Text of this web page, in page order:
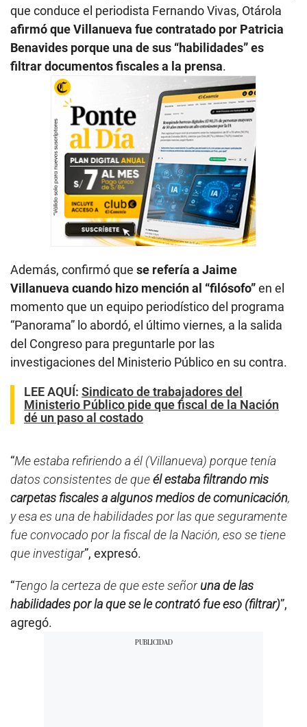
que conduce el periodista Fernando Vivas, Otárola
afirmó que Villanueva fue contratado por Patricia
Benavides porque una de sus “habilidades” es
filtrar documentos fiscales a la prensa.
Además, confirmó que se refería a Jaime
Villanueva cuando hizo mención al “filósofo”en el
momento que un equipo periodístico del programa
“Panorama” lo abordó, el último viernes, a la salida
del Congreso para preguntarle por las
investigaciones del Ministerio Público en su contra.
LEE AQUÍ: Sindicato de trabajadores del
Ministerio Público pide que fiscal de la Nación
dé un paso al costado
“Me estaba refiriendo a él (Villanueva) porque tenía
datos consistentes de queél estaba filtrando mis
carpetas fiscales a algunos medios de comunicación,
y esa es una de habilidades por las que seguramente
fue convocado por la fiscal de la Nación, eso se tiene
que investigar”, expresó.
“Tengo la certeza de que este señoruna de las
habilidades por la que se le contrató fue eso (filtrar)”,
agregó.